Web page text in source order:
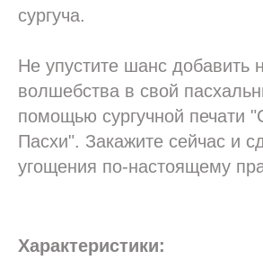
сургуча.
Не упустите шанс добавить
волшебства в свой
помощью сургучной печати
Пасхи". Закажите сейчас и
угощения по-настоящему
Характеристики: